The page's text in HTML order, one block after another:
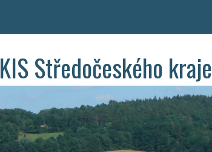
KIS Středočeského kraje